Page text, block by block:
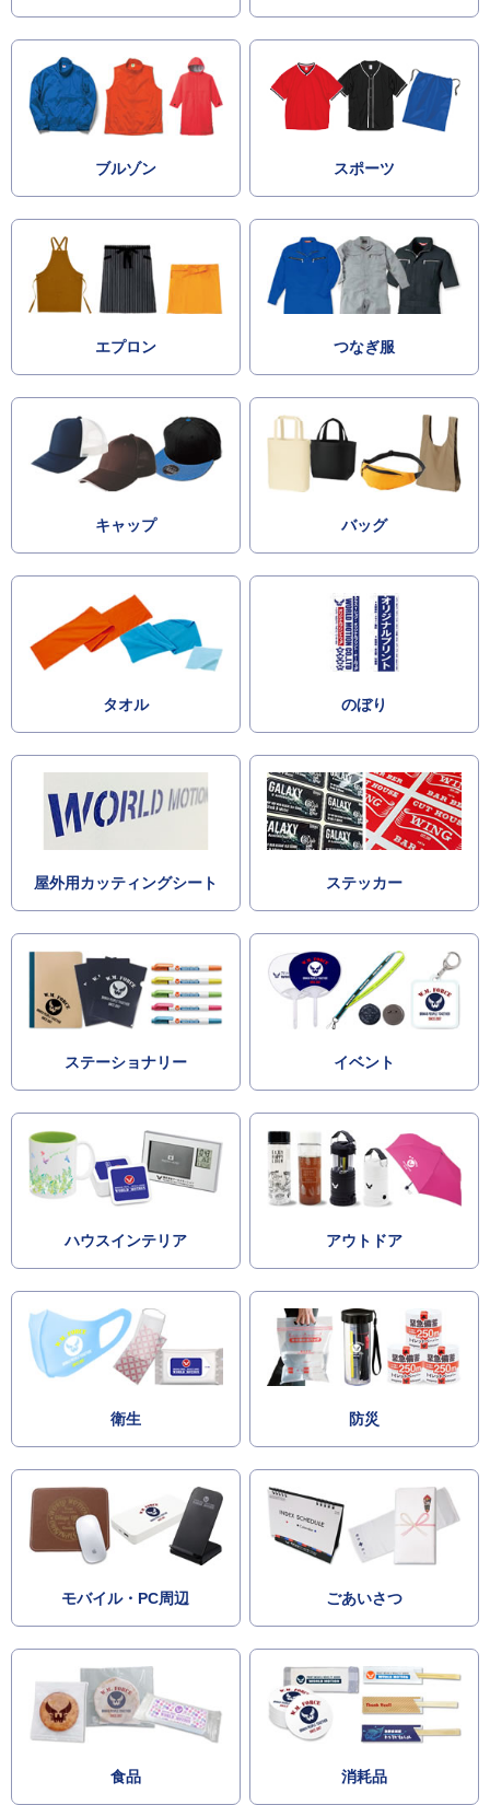
ブルゾン スポーツ
エプロン つなぎ服
キャップ バッグ
タオル のぼり
屋外用カッティングシート ステッカー
ステーショナリー イベント
ハウスインテリア アウトドア
衛生 防災
モバイル・PC周辺 ごあいさつ
食品 消耗品